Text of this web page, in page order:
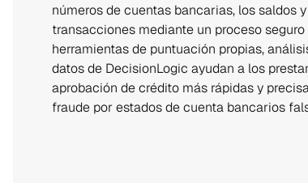
números de cuentas bancarias, los saldos
transacciones mediante un proceso
herramientas de puntuación propias,
datos de DecisionLogic ayudan a los
aprobación de crédito más rápidas y
fraude por estados de cuenta bancarios